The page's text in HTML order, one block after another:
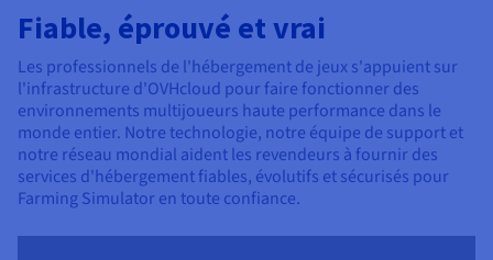
Fiable, éprouvé et vrai
Les professionnels de l'hébergement de jeux s'appuient sur
l'infrastructure d'OVHcloud pour faire fonctionner des
environnements multijoueurs haute performance dans le
monde entier. Notre technologie, notre équipe de support et
notre réseau mondial aident les revendeurs à fournir des
services d'hébergement fiables, évolutifs et sécurisés pour
Farming Simulator en toute confiance.